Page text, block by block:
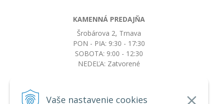
Vaše nastavenie cookies
KAMENNÁ PREDAJŇA
Šrobárova 2, Trnava
PON - PIA: 9:30 - 17:30
SOBOTA: 9:00 - 12:30
NEDEĽA: Zatvorené